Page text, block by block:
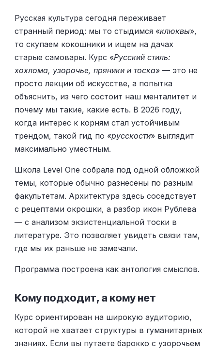
Русская культура сегодня переживает
странный период: мы то стыдимся «клюквы»,
то скупаем кокошники и ищем на дачах
старые самовары. Курс «Русский стиль:
хохлома, узорочье, пряники и тоска» — это не
просто лекции об искусстве, а попытка
объяснить, из чего состоит наш менталитет и
почему мы такие, какие есть. В 2026 году,
когда интерес к корням стал устойчивым
трендом, такой гид по «русскости» выглядит
максимально уместным.
Школа Level One собрала под одной обложкой
темы, которые обычно разнесены по разным
факультетам. Архитектура здесь соседствует
с рецептами окрошки, а разбор икон Рублева
— с анализом экзистенциальной тоски в
литературе. Это позволяет увидеть связи там,
где мы их раньше не замечали.
Программа построена как антология смыслов.
Кому подходит, а кому нет
Курс ориентирован на широкую аудиторию,
которой не хватает структуры в гуманитарных
знаниях. Если вы путаете барокко с узорочьем